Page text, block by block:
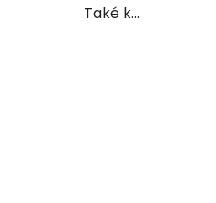
Také k...